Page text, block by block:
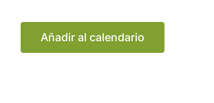
Añadir al calendario